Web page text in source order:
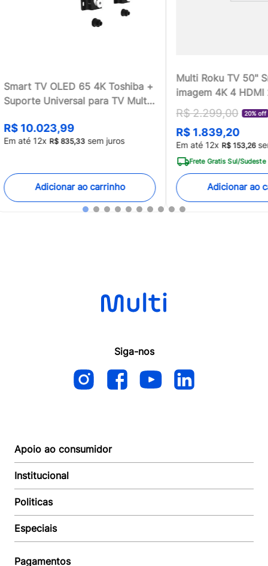
Smart TV OLED 65 4K Toshiba +
Suporte Universal para TV Multi
R$ 10.023,99
Em até 12x R$ 835,33 sem juros
Adicionar ao carrinho
Multi Roku TV 50"
imagem 4K 4 HDMI
compatível com
Home -
[Reembalado]
R$ 2.299,00 20% off
R$ 1.839,20
Em até 12x R$ 153,26
Frete Gratis Sul/Sudeste
Adicionar ao
Siga-nos
Apoio ao consumidor
Autoatendimento
Suporte e reparo
Acompanhar Entrega
Baixe o APP
Institucional
Quem somos
Revendedor
Seja um Revendedor
Trabalhe conosco
Politicas
Política de Entrega
Política de Pagamento
Política de Privacidade
Especiais
Pagamentos